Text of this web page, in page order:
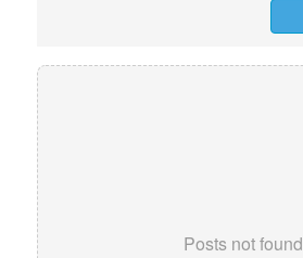
Posts not found